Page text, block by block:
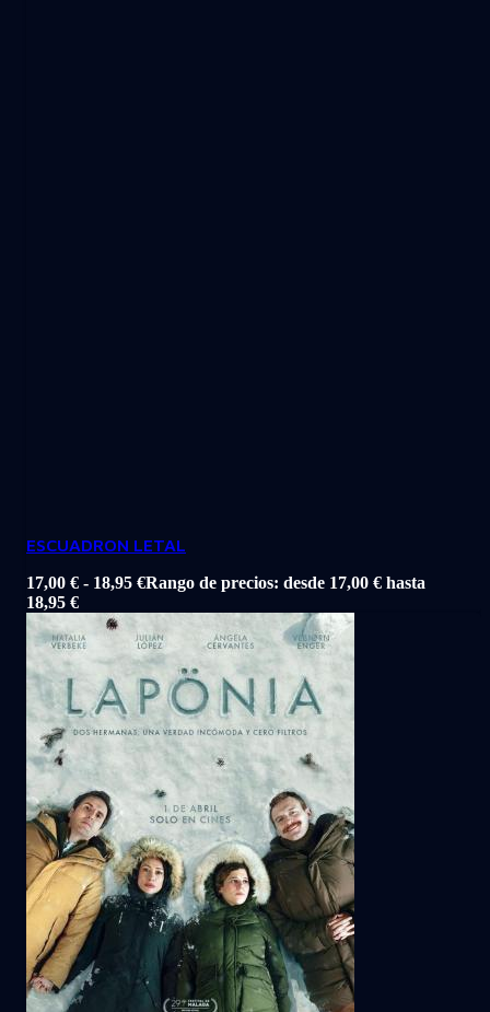
ESCUADRON LETAL
17,00 € - 18,95 €Rango de precios: desde 17,00 € hasta
18,95 €